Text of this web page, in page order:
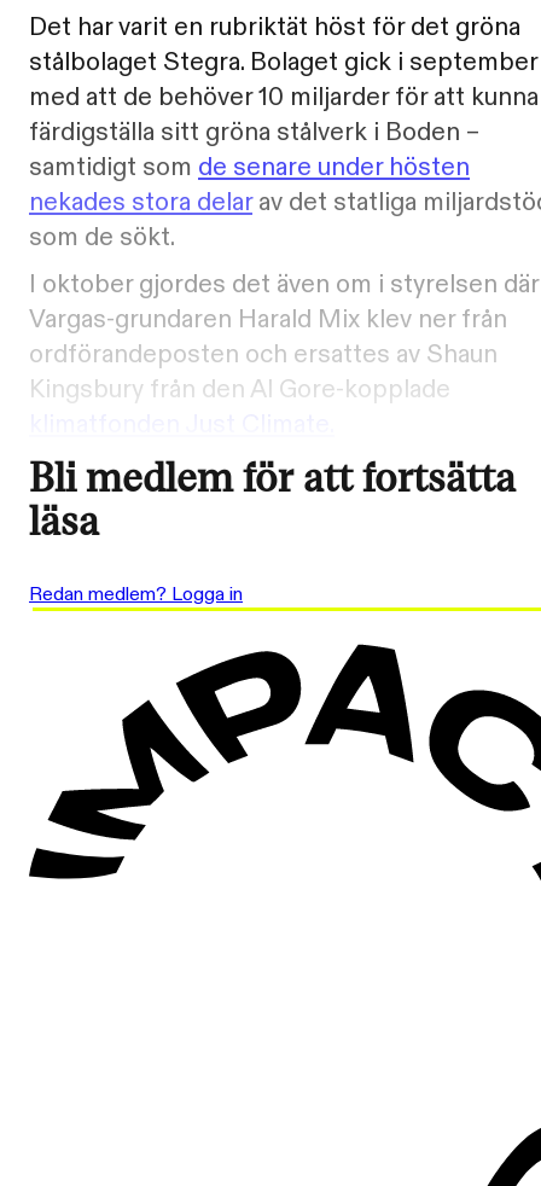
Det har varit en rubriktät höst för det gröna
stålbolaget Stegra. Bolaget gick i
med att de behöver 10 miljarder för att kunna
färdigställa sitt gröna stålverk i Boden –
samtidigt som de senare under hösten
nekades stora delarav det statliga
som de sökt.
I oktober gjordes det även om i styrelsen där
Vargas-grundaren Harald Mix klev ner från
ordförandeposten och ersattes av Shaun
Kingsbury från den Al Gore-kopplade
Bli medlem för att fortsätta
läsa
Redan medlem? Logga in